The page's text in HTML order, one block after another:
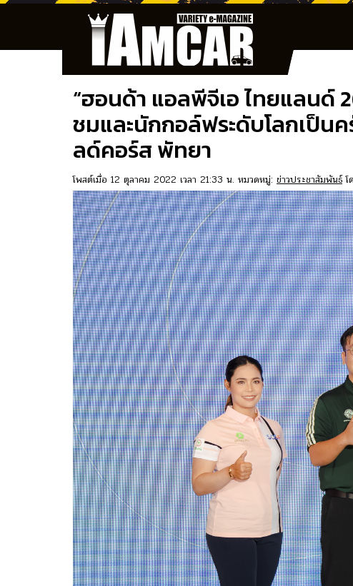
“ฮอนด้า แอลพีจีเอ ไทยแลนด์
ชมและนักกอล์ฟระดับโลกเป็น
ลด์คอร์ส พัทยา
โพสต์เมื่อ 12 ตุลาคม 2022 เวลา 21:33 น. หมวดหมู่: ข่าวประชาสัมพันธ์โ